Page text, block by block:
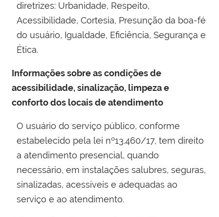
diretrizes: Urbanidade, Respeito,
Acessibilidade, Cortesia, Presunção da boa-fé
do usuário, Igualdade, Eficiência, Segurança e
Ética.
Informações sobre as condições de
acessibilidade, sinalização, limpeza e
conforto dos locais de atendimento
O usuário do serviço público, conforme
estabelecido pela lei nº13.460/17, tem direito
a atendimento presencial, quando
necessário, em instalações salubres, seguras,
sinalizadas, acessíveis e adequadas ao
serviço e ao atendimento.